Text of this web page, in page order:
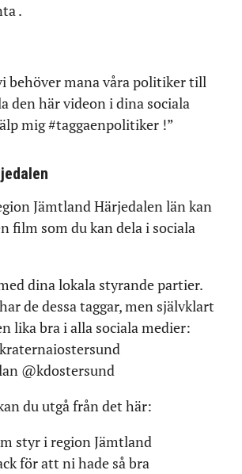
.
behöver mana våra politiker till
den här videon i dina sociala
mig #taggaenpolitiker !”
Jämtland Härjedalen län kan
film som du kan dela i sociala
dina lokala styrande partier.
de dessa taggar, men självklart
lika bra i alla sociala medier:
@kdostersund
du utgå från det här:
styr i region Jämtland
för att ni hade så bra